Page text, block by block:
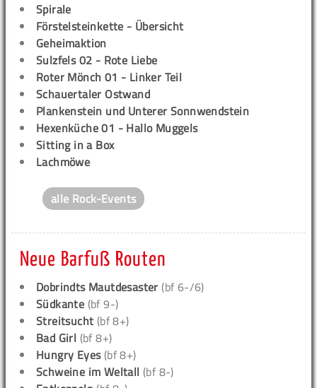
Spirale
Förstelsteinkette - Übersicht
Geheimaktion
Sulzfels 02 - Rote Liebe
Roter Mönch 01 - Linker Teil
Schauertaler Ostwand
Plankenstein und Unterer Sonnwendstein
Hexenküche 01 - Hallo Muggels
Sitting in a Box
Lachmöwe
alle Rock-Events
Neue Barfuß Routen
Dobrindts Mautdesaster (bf 6-/6)
Südkante (bf 9-)
Streitsucht (bf 8+)
Bad Girl (bf 8+)
Hungry Eyes(bf 8+)
Schweine im Weltall (bf 8-)